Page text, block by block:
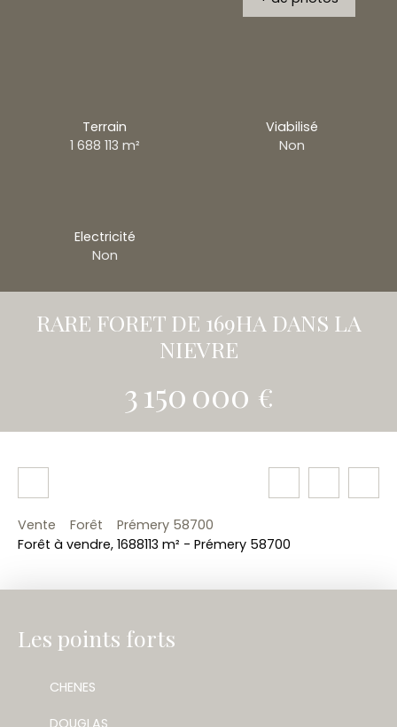
Terrain
1 688 113 m²
Viabilisé
Non
Electricité
Non
RARE FORET DE 169HA DANS LA
NIEVRE
3 150 000 €
Vente Forêt
Prémery 58700
Forêt à vendre, 1688113 m² - Prémery 58700
Les points forts
CHENES
DOUGLAS